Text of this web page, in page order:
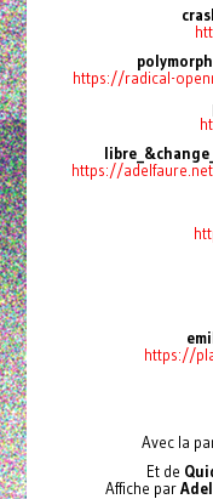
https://radical-
https://adelfaure.net
https://
Avec la
Et de
Affiche par